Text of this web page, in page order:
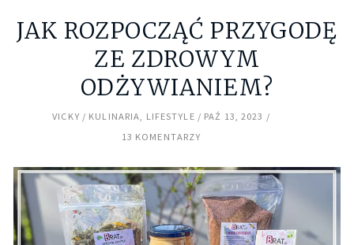
JAK ROZPOCZĄĆ PRZYGODĘ
ZE ZDROWYM
ODŻYWIANIEM?
VICKY KULINARIA, LIFESTYLE
PAŹ 13, 2023
13 KOMENTARZY